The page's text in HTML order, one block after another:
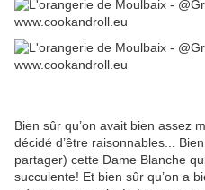
Bien sûr qu’on avait bien assez
décidé d’être raisonnables...
partager) cette Dame Blanche
succulente! Et bien sûr qu’on a